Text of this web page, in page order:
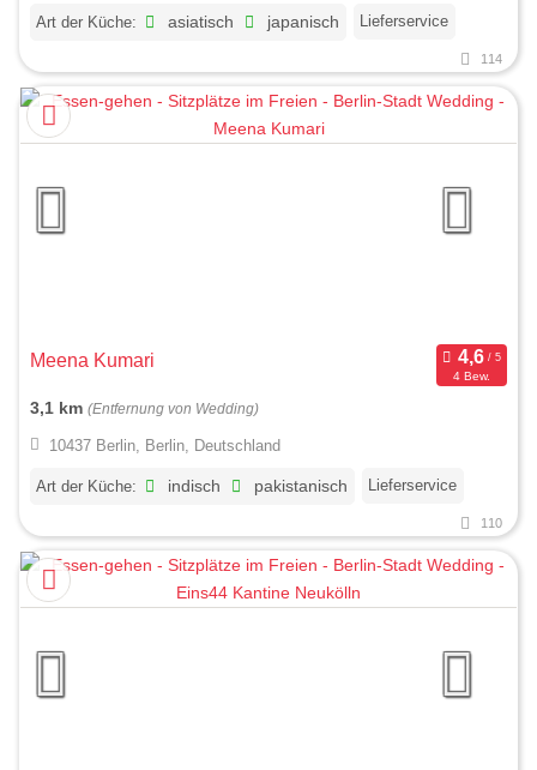
Art der Küche: asiatisch japanisch Lieferservice
114
Meena Kumari
4 Bew.
3,1 km (Entfernung von Wedding)
10437 Berlin, Berlin, Deutschland
Art der Küche: indisch pakistanisch Lieferservice
110